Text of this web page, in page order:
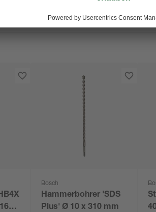
Bosch
Hammerbohrer 'SDS
Plus' Ø 10 x 310 mm